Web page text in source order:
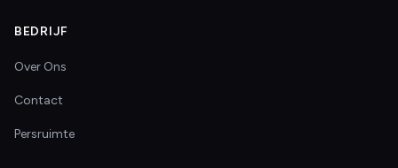
BEDRIJF
Over Ons
Contact
Persruimte